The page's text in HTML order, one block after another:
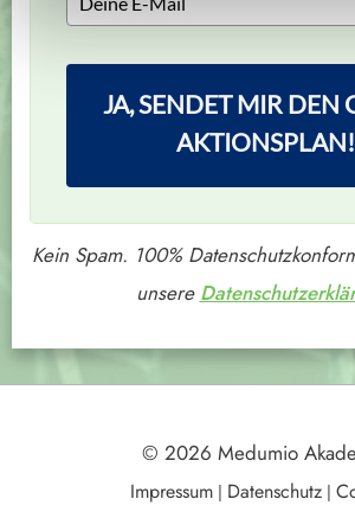
JA, SENDET MIR DEN
AKTIONSPLAN!
Kein Spam. 100%
unsere
© 2026 Medumio
Impressum | Datenschutz |